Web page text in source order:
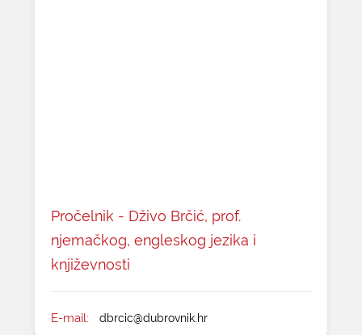
Pročelnik - Dživo Brčić, prof.
njemačkog, engleskog jezika i
književnosti
E-mail: dbrcic@dubrovnik.hr